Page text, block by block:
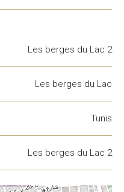
Les berges du Lac 2
Les berges du Lac
Tunis
Les berges du Lac 2